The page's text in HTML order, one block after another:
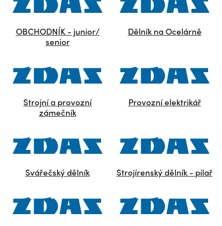
OBCHODNÍK - junior/
senior
Dělník na Ocelárně
Strojní a provozní
zámečník
Provozní elektrikář
Svářečský dělník Strojírenský dělník - pilař